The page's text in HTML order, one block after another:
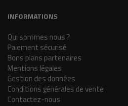
INFORMATIONS
Qui sommes nous ?
Paiement sécurisé
Bons plans partenaires
Mentions légales
Gestion des données
Conditions générales de vente
Contactez-nous